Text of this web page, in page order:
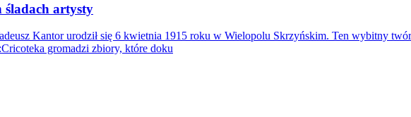
artysty
Kantor urodził się 6 kwietnia 1915 roku w Wielopolu Skrzyńskim. Ten wybitny
gromadzi zbiory, które doku